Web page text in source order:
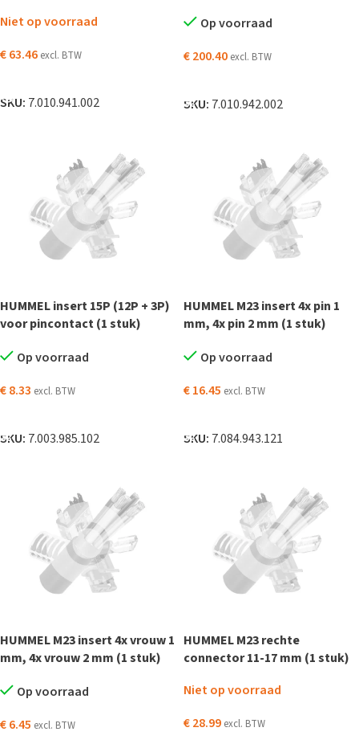
Niet op voorraad
€63.46 excl. BTW
SKU: 7.010.941.002
Op voorraad
€200.40 excl. BTW
SKU: 7.010.942.002
HUMMEL insert 15P (12P + 3P)
voor pincontact (1 stuk)
Op voorraad
€8.33 excl. BTW
SKU: 7.003.985.102
HUMMEL M23 insert 4x pin 1
mm, 4x pin 2 mm (1 stuk)
Op voorraad
€16.45 excl. BTW
SKU: 7.084.943.121
HUMMEL M23 insert 4x vrouw 1
mm, 4x vrouw 2 mm (1 stuk)
Op voorraad
€6.45 excl. BTW
HUMMEL M23 rechte
connector 11-17 mm (1 stuk)
Niet op voorraad
€28.99 excl. BTW